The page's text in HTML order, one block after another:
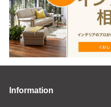
Information